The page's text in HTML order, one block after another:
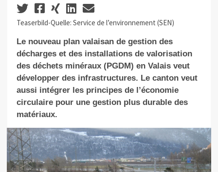
Teaserbild-Quelle: Service de l’environnement (SEN)
Le nouveau plan valaisan de gestion des
décharges et des installations de valorisation
des déchets minéraux (PGDM) en Valais veut
développer des infrastructures. Le canton veut
aussi intégrer les principes de l’économie
circulaire pour une gestion plus durable des
matériaux.